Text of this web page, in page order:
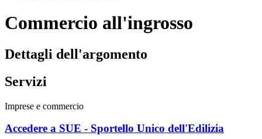
Commercio all'ingrosso
Dettagli dell'argomento
Servizi
Imprese e commercio
Accedere a SUE - Sportello Unico dell'Edilizia